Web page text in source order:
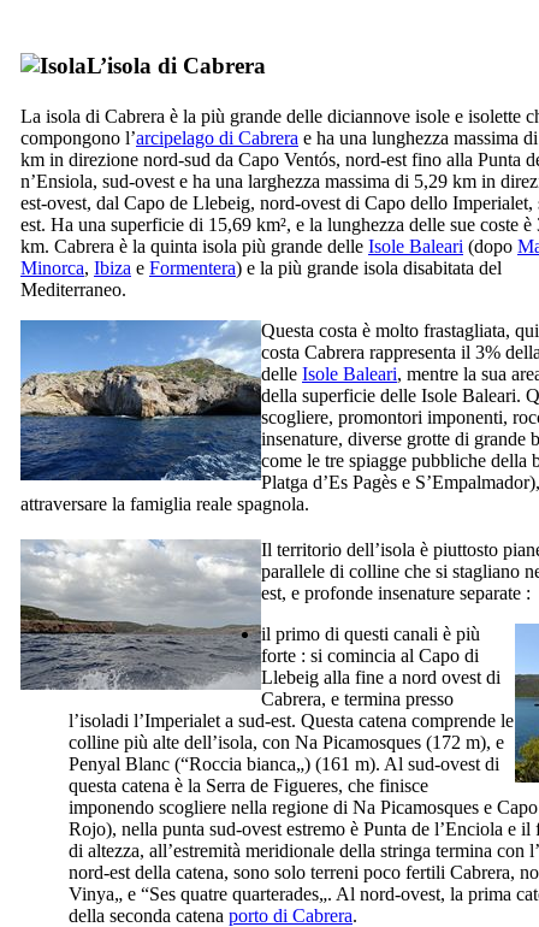
L’isola di Cabrera
La isola di Cabrera è la più grande delle diciannove isole e isolette
compongono l’arcipelago di Cabrera e ha una lunghezza massima
km in direzione nord-sud da Capo Ventós, nord-est fino alla Punta
n’Ensiola, sud-ovest e ha una larghezza massima di 5,29 km in
est-ovest, dal Capo de Llebeig, nord-ovest di Capo dello Imperialet,
est. Ha una superficie di 15,69 km², e la lunghezza delle sue coste è
km. Cabrera è la quinta isola più grande delle Isole Baleari (dopo
Minorca, Ibiza e Formentera) e la più grande isola disabitata del
Mediterraneo.
Questa costa è molto frastagliata,
costa Cabrera rappresenta il 3%
delle Isole Baleari, mentre la sua
della superficie delle Isole Baleari.
scogliere, promontori imponenti,
insenature, diverse grotte di grande
come le tre spiagge pubbliche della
Platga d’Es Pagès e S’Empalmador
attraversare la famiglia reale spagnola.
Il territorio dell’isola è piuttosto
parallele di colline che si stagliano
est, e profonde insenature separate :
il primo di questi canali è più
forte : si comincia al Capo di
Llebeig alla fine a nord ovest di
Cabrera, e termina presso
l’isoladi l’Imperialet a sud-est. Questa catena comprende le
colline più alte dell’isola, con Na Picamosques (172 m), e
Penyal Blanc (“Roccia bianca„) (161 m). Al sud-ovest di
questa catena è la Serra de Figueres, che finisce
imponendo scogliere nella regione di Na Picamosques e
Rojo), nella punta sud-ovest estremo è Punta de l’Enciola e il
di altezza, all’estremità meridionale della stringa termina con
nord-est della catena, sono solo terreni poco fertili Cabrera,
Vinya„ e “Ses quatre quarterades„. Al nord-ovest, la prima
della seconda catena porto di Cabrera.